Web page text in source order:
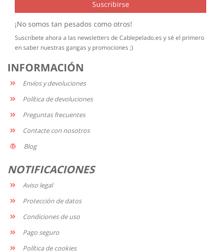
Suscribirse
¡No somos tan pesados como otros!
Suscribete ahora a las newsletters de Cablepelado.es y sé el primero
en saber nuestras gangas y promociones ;)
INFORMACIÓN
Envíos y devoluciones
Política de devoluciones
Preguntas frecuentes
Contacte con nosotros
Blog
NOTIFICACIONES
Aviso legal
Protección de datos
Condiciones de uso
Pago seguro
Política de cookies